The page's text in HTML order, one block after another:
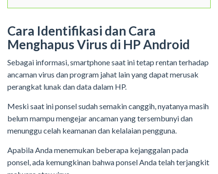
Cara Identifikasi dan Cara
Menghapus Virus di HP Android
Sebagai informasi, smartphone saat ini tetap rentan terhadap
ancaman virus dan program jahat lain yang dapat merusak
perangkat lunak dan data dalam HP.
Meski saat ini ponsel sudah semakin canggih, nyatanya masih
belum mampu mengejar ancaman yang tersembunyi dan
menunggu celah keamanan dan kelalaian pengguna.
Apabila Anda menemukan beberapa kejanggalan pada
ponsel, ada kemungkinan bahwa ponsel Anda telah terjangkit